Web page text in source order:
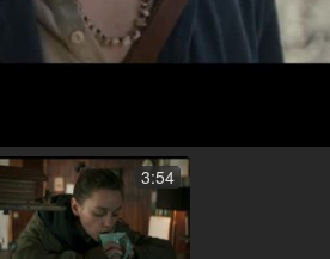
3:54